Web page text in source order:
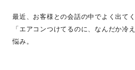
最近、お客様との会話の中でよく出てく
「エアコンつけてるのに、なんだか冷
悩み。